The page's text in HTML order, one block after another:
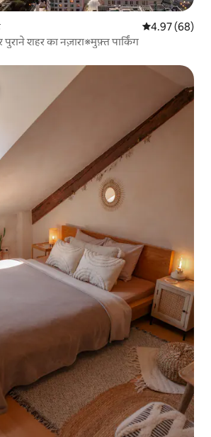
औसत रेटिंग 5 में
4.97 (68)
शहर का नज़ारा※मुफ़्त पार्किंग